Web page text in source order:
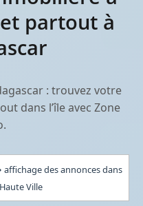
partout à
: trouvez votre
dans l’île avec Zone
des annonces dans
Ville